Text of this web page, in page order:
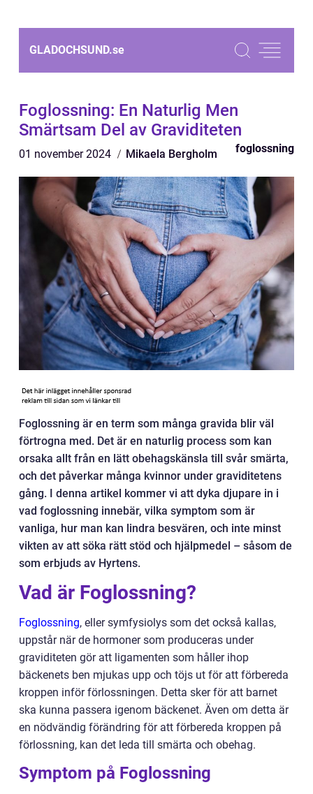
GLADOCHSUND.se
Foglossning: En Naturlig Men
Smärtsam Del av Graviditeten
01 november 2024 Mikaela Bergholm foglossning
Foglossning är en term som många gravida blir väl
förtrogna med. Det är en naturlig process som kan
orsaka allt från en lätt obehagskänsla till svår smärta,
och det påverkar många kvinnor under graviditetens
gång. I denna artikel kommer vi att dyka djupare in i
vad foglossning innebär, vilka symptom som är
vanliga, hur man kan lindra besvären, och inte minst
vikten av att söka rätt stöd och hjälpmedel – såsom de
som erbjuds av Hyrtens.
Vad är Foglossning?
Foglossning, eller symfysiolys som det också kallas,
uppstår när de hormoner som produceras under
graviditeten gör att ligamenten som håller ihop
bäckenets ben mjukas upp och töjs ut för att förbereda
kroppen inför förlossningen. Detta sker för att barnet
ska kunna passera igenom bäckenet. Även om detta är
en nödvändig förändring för att förbereda kroppen på
förlossning, kan det leda till smärta och obehag.
Symptom på Foglossning